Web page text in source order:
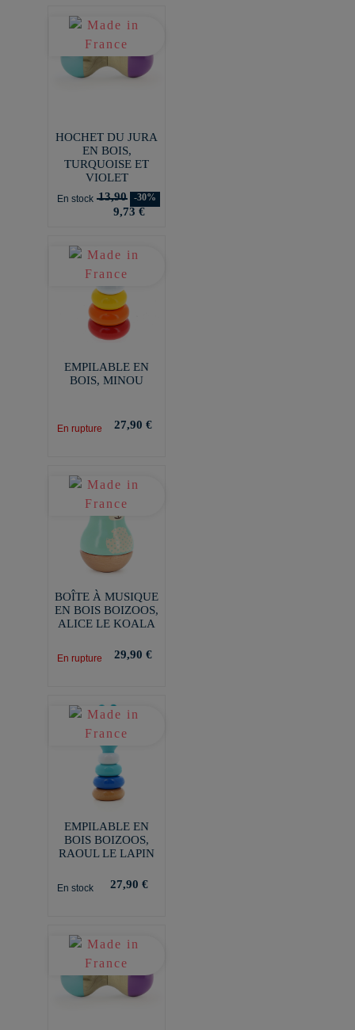
HOCHET DU JURA
EN BOIS,
TURQUOISE ET
VIOLET
En stock 13,90 -30%
9,73 €
EMPILABLE EN
BOIS, MINOU
En rupture 27,90 €
BOÎTE À MUSIQUE
EN BOIS BOIZOOS,
ALICE LE KOALA
En rupture 29,90 €
EMPILABLE EN
BOIS BOIZOOS,
RAOUL LE LAPIN
En stock 27,90 €